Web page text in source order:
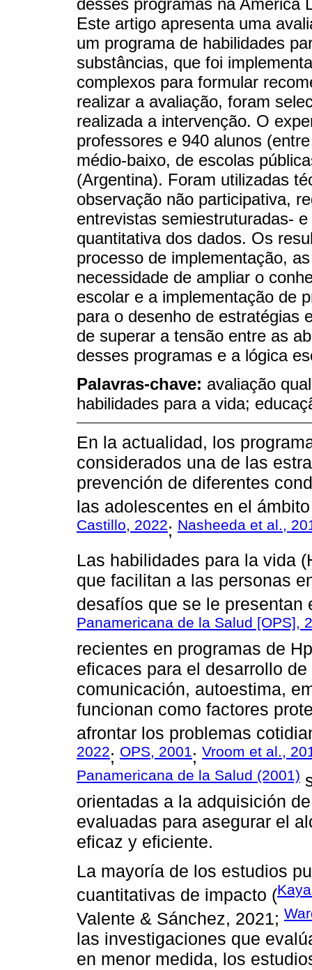
desses programas na América
Este artigo apresenta uma
um programa de habilidades
substâncias, que foi
complexos para formular
realizar a avaliação, foram
realizada a intervenção. O
professores e 940 alunos
médio-baixo, de escolas
(Argentina). Foram utilizadas
observação não participativa,
entrevistas semiestruturadas-
quantitativa dos dados. Os
processo de implementação,
necessidade de ampliar o
escolar e a implementação de
para o desenho de estratégias
de superar a tensão entre as
desses programas e a lógica
Palavras-chave: avaliação
habilidades para a vida;
En la actualidad, los
considerados una de las
prevención de diferentes
las adolescentes en el
Castillo, 2022; Nasheeda et al.,
Las habilidades para la vida
que facilitan a las personas
desafíos que se le presentan
Panamericana de la Salud [OPS],
recientes en programas de
eficaces para el desarrollo
comunicación, autoestima,
funcionan como factores
afrontar los problemas
2022; OPS, 2001; Vroom et al.,
Panamericana de la Salud (2001)
orientadas a la adquisición
evaluadas para asegurar el
eficaz y eficiente.
La mayoría de los estudios
cuantitativas de impacto (
Valente & Sánchez, 2021;
las investigaciones que
en menor medida, los